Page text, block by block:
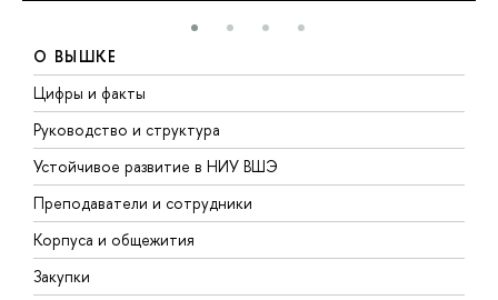
О ВЫШКЕ
Цифры и факты
Руководство и структура
Устойчивое развитие в НИУ ВШЭ
Преподаватели и сотрудники
Корпуса и общежития
Закупки